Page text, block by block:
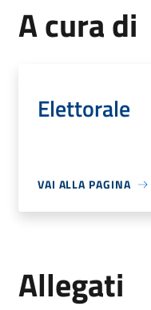
A cura di
Elettorale
VAI ALLA PAGINA
Allegati